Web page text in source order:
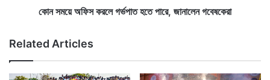
ফ
র্ভ
পা
ত
কোন সময়ে অফিস করলে গর্ভপাত হতে পারে, জানালেন গবেষকেরা
Related Articles